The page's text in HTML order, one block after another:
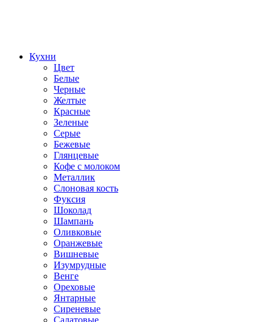
Кухни
Цвет
Белые
Черные
Желтые
Красные
Зеленые
Серые
Бежевые
Глянцевые
Кофе с молоком
Металлик
Слоновая кость
Фуксия
Шоколад
Шампань
Оливковые
Оранжевые
Вишневые
Изумрудные
Венге
Ореховые
Янтарные
Сиреневые
Салатовые